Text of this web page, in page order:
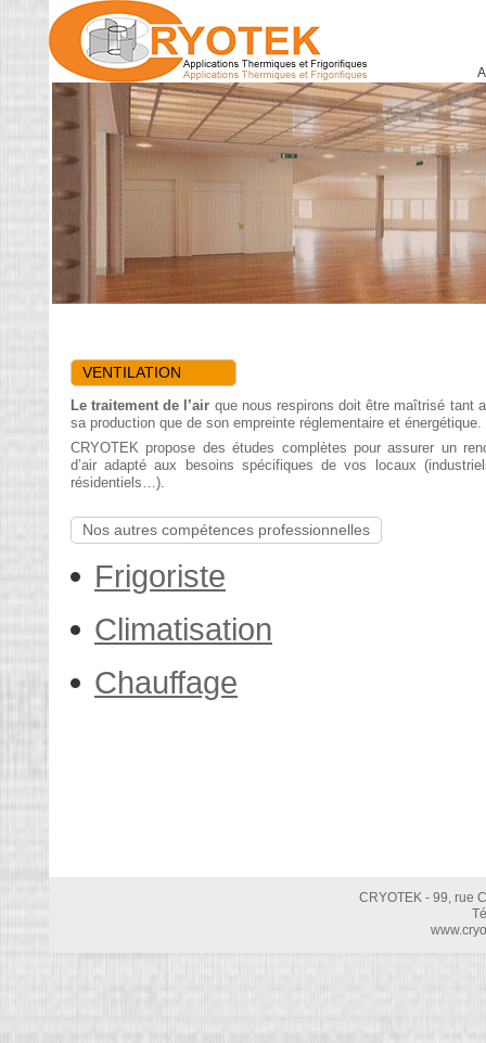
VENTILATION
Le traitement de l’air que nous respirons doit être maîtrisé tant
sa production que de son empreinte réglementaire et énergétique.
CRYOTEK propose des études complètes pour assurer un
d’air adapté aux besoins spécifiques de vos locaux
résidentiels…).
Nos autres compétences professionnelles
Frigoriste
Climatisation
Chauffage
CRYOTEK - 99, rue